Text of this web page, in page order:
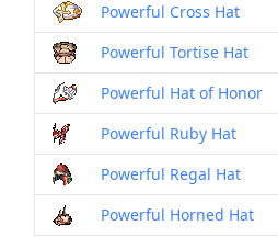
Powerful Cross Hat
Powerful Tortise Hat
Powerful Hat of Honor
Powerful Ruby Hat
Powerful Regal Hat
Powerful Horned Hat